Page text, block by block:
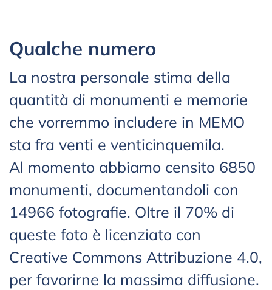
Qualche numero
La nostra personale stima della
quantità di monumenti e memorie
che vorremmo includere in MEMO
sta fra venti e venticinquemila.
Al momento abbiamo censito 6850
monumenti, documentandoli con
14966 fotografie. Oltre il 70% di
queste foto è licenziato con
Creative Commons Attribuzione 4.0,
per favorirne la massima diffusione.